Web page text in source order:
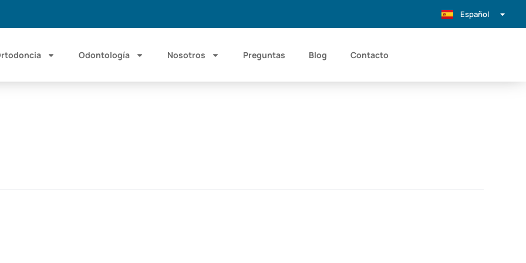
Español
Português
Odontología Nosotros Preguntas Blog Contacto